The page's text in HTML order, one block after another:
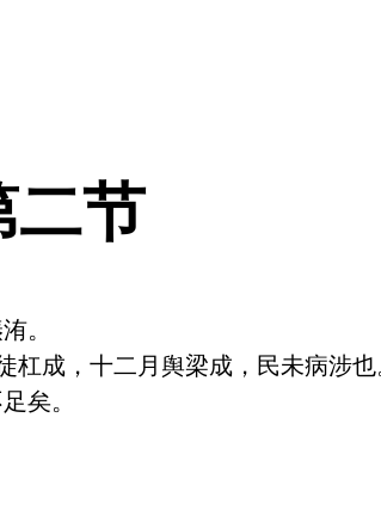
二节
。
成，十二月舆梁成，民未病涉